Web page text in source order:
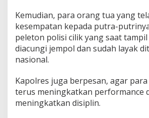
Kemudian, para orang tua yang
kesempatan kepada putra-
peleton polisi cilik yang saat
diacungi jempol dan sudah layak
nasional.
Kapolres juga berpesan, agar
terus meningkatkan performance
meningkatkan disiplin.